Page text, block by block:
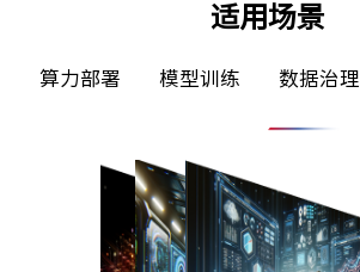
适用场景
算力部署 模型训练 数据治理